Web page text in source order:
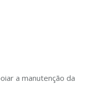
a manutenção da